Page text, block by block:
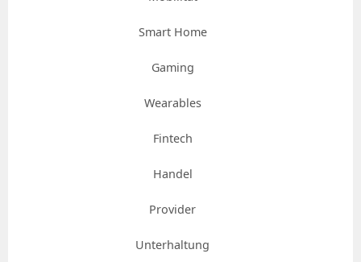
Smart Home
Gaming
Wearables
Fintech
Handel
Provider
Unterhaltung